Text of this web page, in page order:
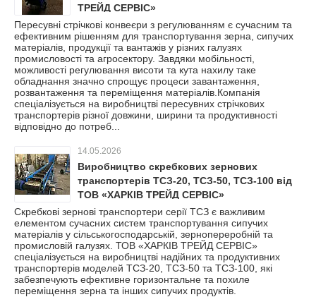
ТРЕЙД СЕРВІС»
Пересувні стрічкові конвеєри з регулюванням є сучасним та
ефективним рішенням для транспортування зерна, сипучих
матеріалів, продукції та вантажів у різних галузях
промисловості та агросектору. Завдяки мобільності,
можливості регулювання висоти та кута нахилу таке
обладнання значно спрощує процеси завантаження,
розвантаження та переміщення матеріалів.Компанія
спеціалізується на виробництві пересувних стрічкових
транспортерів різної довжини, ширини та продуктивності
відповідно до потреб...
14.05.2026
Виробництво скребкових зернових
транспортерів ТСЗ-20, ТСЗ-50, ТСЗ-100 від
ТОВ «ХАРКІВ ТРЕЙД СЕРВІС»
Скребкові зернові транспортери серії ТСЗ є важливим
елементом сучасних систем транспортування сипучих
матеріалів у сільськогосподарській, зернопереробній та
промисловій галузях. ТОВ «ХАРКІВ ТРЕЙД СЕРВІС»
спеціалізується на виробництві надійних та продуктивних
транспортерів моделей ТСЗ-20, ТСЗ-50 та ТСЗ-100, які
забезпечують ефективне горизонтальне та похиле
переміщення зерна та інших сипучих продуктів.